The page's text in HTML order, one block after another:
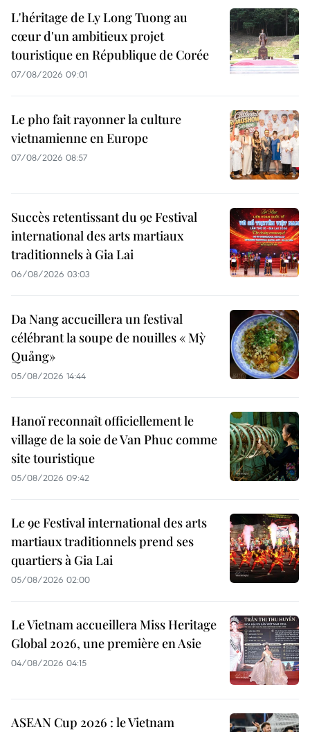
L'héritage de Ly Long Tuong au
cœur d'un ambitieux projet
touristique en République de Corée
07/08/2026 09:01
Le pho fait rayonner la culture
vietnamienne en Europe
07/08/2026 08:57
Succès retentissant du 9e Festival
international des arts martiaux
traditionnels à Gia Lai
06/08/2026 03:03
Da Nang accueillera un festival
célébrant la soupe de nouilles « Mỳ
Quảng»
05/08/2026 14:44
Hanoï reconnaît officiellement le
village de la soie de Van Phuc comme
site touristique
05/08/2026 09:42
Le 9e Festival international des arts
martiaux traditionnels prend ses
quartiers à Gia Lai
05/08/2026 02:00
Le Vietnam accueillera Miss Heritage
Global 2026, une première en Asie
04/08/2026 04:15
ASEAN Cup 2026 : le Vietnam